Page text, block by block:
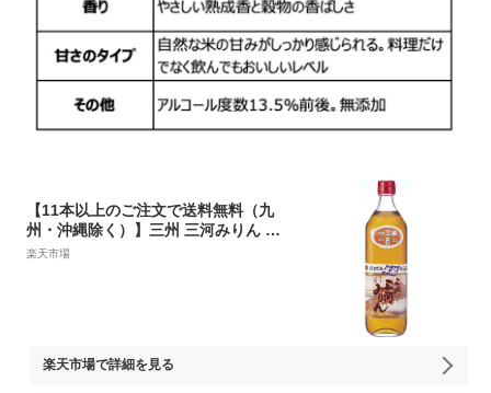
【11本以上のご注文で送料無料（九
州・沖縄除く）】三州 三河みりん 純
もち米仕込 700ml
楽天市場
楽天市場で詳細を見る